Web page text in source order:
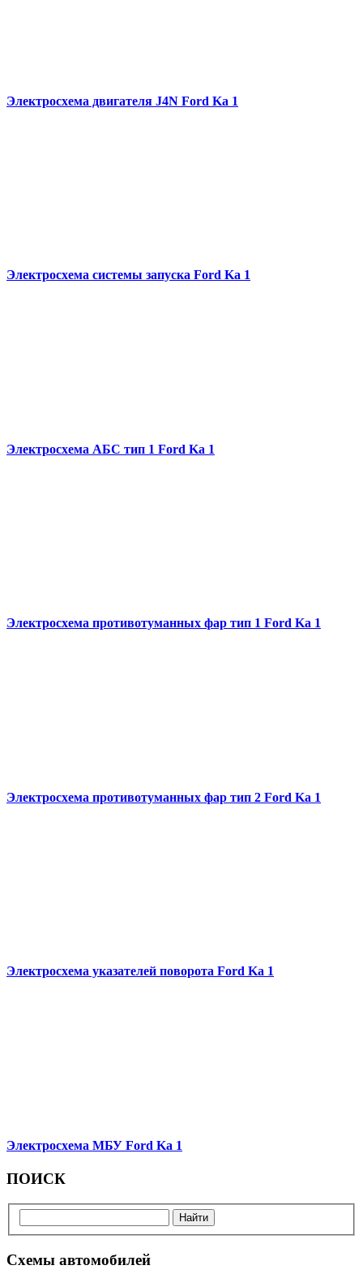
Электросхема двигателя J4N Ford Ka 1
Электросхема системы запуска Ford Ka 1
Электросхема АБС тип 1 Ford Ka 1
Электросхема противотуманных фар тип 1 Ford Ka 1
Электросхема противотуманных фар тип 2 Ford Ka 1
Электросхема указателей поворота Ford Ka 1
Электросхема МБУ Ford Ka 1
ПОИСК
Схемы автомобилей